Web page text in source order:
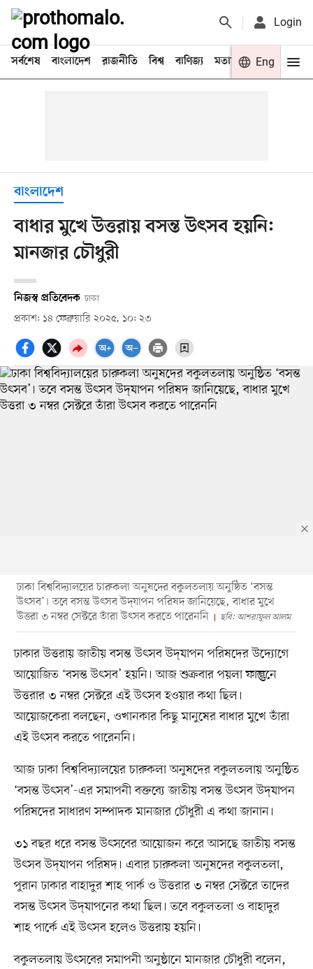
Login
সর্বশেষ বাংলাদেশ রাজনীতি বিশ্ব বাণিজ্য মতামত খেলা
Eng
বাংলাদেশ
বাধার মুখে উত্তরায় বসন্ত উৎসব হয়নি:
মানজার চৌধুরী
নিজস্ব প্রতিবেদক ঢাকা
প্রকাশ: ১৪ ফেব্রুয়ারি ২০২৫, ১০: ২৩
ঢাকা বিশ্ববিদ্যালয়ের চারুকলা অনুষদের বকুলতলায় অনুষ্ঠিত ‘বসন্ত
উৎসব’। তবে বসন্ত উৎসব উদ্‌যাপন পরিষদ জানিয়েছে, বাধার মুখে
উত্তরা ৩ নম্বর সেক্টরে তাঁরা উৎসব করতে পারেননি
ছবি: আশরাফুল আলম
ঢাকার উত্তরায় জাতীয় বসন্ত উৎসব উদ্‌যাপন পরিষদের উদ্যোগে
আয়োজিত ‘বসন্ত উৎসব’ হয়নি। আজ শুক্রবার পয়লা ফাল্গুনে
উত্তরার ৩ নম্বর সেক্টরে এই উৎসব হওয়ার কথা ছিল।
আয়োজকেরা বলছেন, ওখানকার কিছু মানুষের বাধার মুখে তাঁরা
এই উৎসব করতে পারেননি।
আজ ঢাকা বিশ্ববিদ্যালয়ের চারুকলা অনুষদের বকুলতলায় অনুষ্ঠিত
‘বসন্ত উৎসব’-এর সমাপনী বক্তব্যে জাতীয় বসন্ত উৎসব উদ্‌যাপন
পরিষদের সাধারণ সম্পাদক মানজার চৌধুরী এ কথা জানান।
৩১ বছর ধরে বসন্ত উৎসবের আয়োজন করে আসছে জাতীয় বসন্ত
উৎসব উদ্‌যাপন পরিষদ। এবার চারুকলা অনুষদের বকুলতলা,
পুরান ঢাকার বাহাদুর শাহ পার্ক ও উত্তরার ৩ নম্বর সেক্টরে তাদের
বসন্ত উৎসব উদ্‌যাপনের কথা ছিল। তবে বকুলতলা ও বাহাদুর
শাহ পার্কে এই উৎসব হলেও উত্তরায় হয়নি।
বকুলতলায় উৎসবের সমাপনী অনুষ্ঠানে মানজার চৌধুরী বলেন,